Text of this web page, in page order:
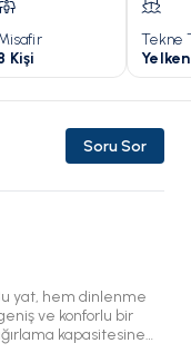
Kişi
Tekne
Soru Sor
yat, hem dinlenme
ve konforlu bir
kapasitesine